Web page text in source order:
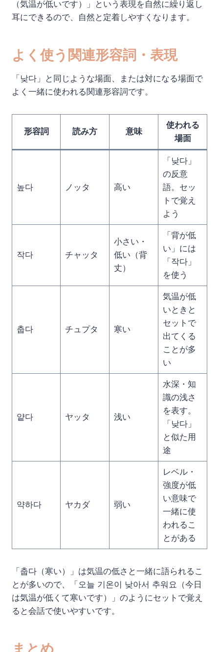
（気温が低いです）」という表現を自然に繰り返し
耳にできるので、自然と定着しやすくなります。
よく使う関連形容詞・表現
「낮다」と同じような場面、または対になる場面で
よく一緒に使われる関連形容詞です。
形容詞 読み方 意味
使われる
場面
높다 ノッタ 高い
「낮다」
の反意
語。セッ
トで覚え
よう
작다 チャッタ
小さい・
低い（背
丈）
「背が低
い」には
「작다」
を使う
춥다 チュプタ 寒い
気温が低
いときと
セットで
出てくる
ことが多
い
얕다 ヤッタ 浅い
水深・知
識の浅さ
を表す。
「낮다」
と似た用
途
약하다 ヤカダ 弱い
レベル・
強度が低
い意味で
一緒に使
われるこ
とがある
「춥다（寒い）」は気温の低さと一緒に語られるこ
とが多いので、「오늘 기온이 낮아서 추워요（今日
は気温が低くて寒いです）」のようにセットで覚え
ると会話で使いやすいです。
まとめ